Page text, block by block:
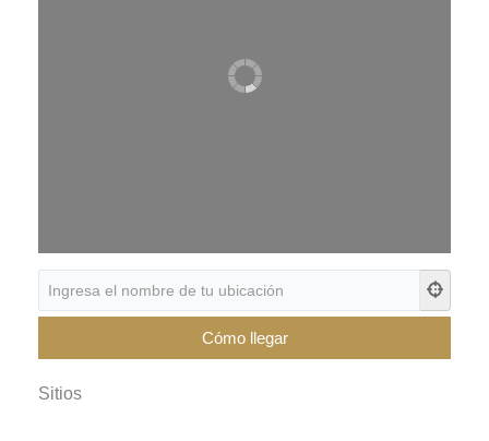
Sitios